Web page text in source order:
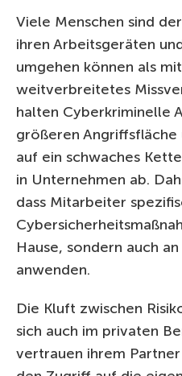
Viele Menschen sind
ihren Arbeitsgeräten
umgehen können als
weitverbreitetes
halten Cyberkriminelle
größeren
auf ein schwaches
in Unternehmen ab.
dass Mitarbeiter
Hause, sondern auch
anwenden.
Die Kluft zwischen
sich auch im privaten
vertrauen ihrem